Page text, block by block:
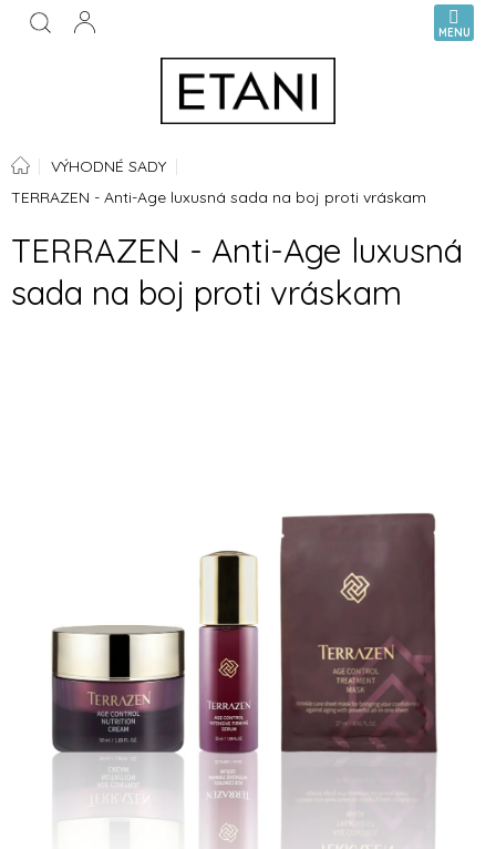
Prejsť
KOŠÍK
DomovVÝHODNÉ SADY
TERRAZEN - Anti-Age luxusná sada na boj proti vráskam
TERRAZEN - Anti-Age luxusná
sada na boj proti vráskam